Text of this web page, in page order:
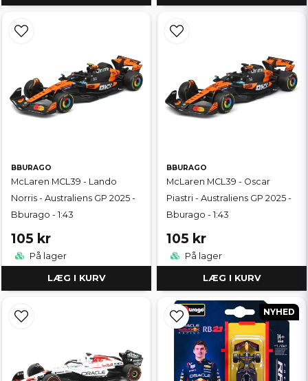
BBURAGO
McLaren MCL39 - Lando
Norris - Australiens GP 2025 -
Bburago - 1:43
105 kr
På lager
LÆG I KURV
BBURAGO
McLaren MCL39 - Oscar
Piastri - Australiens GP 2025 -
Bburago - 1:43
105 kr
På lager
LÆG I KURV
NYHED